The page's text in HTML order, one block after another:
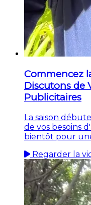
Commencez
Discutons de
Publicitaires
La saison
de vos besoins
bientôt pour
Regarder la